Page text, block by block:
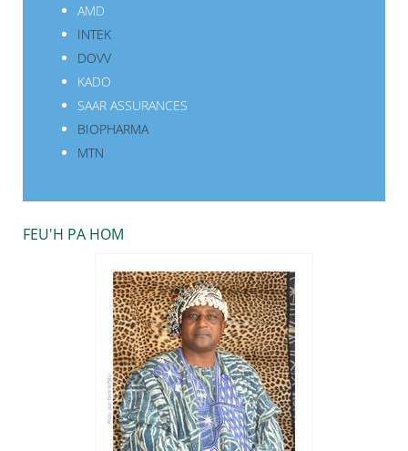
AMD
INTEK
DOVV
KADO
SAAR ASSURANCES
BIOPHARMA
MTN
FEU'H PA HOM